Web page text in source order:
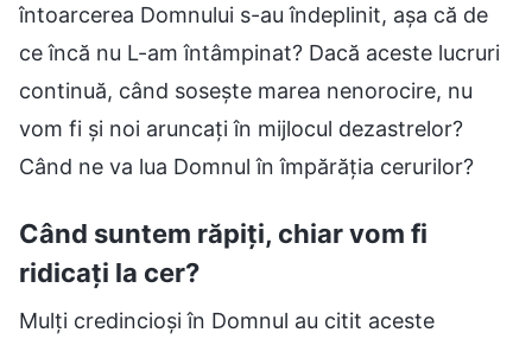
întoarcerea Domnului s-au îndeplinit, așa că de
ce încă nu L-am întâmpinat? Dacă aceste lucruri
continuă, când sosește marea nenorocire, nu
vom fi și noi aruncați în mijlocul dezastrelor?
Când ne va lua Domnul în împărăția cerurilor?
Când suntem răpiți, chiar vom fi
ridicați la cer?
Mulți credincioși în Domnul au citit aceste